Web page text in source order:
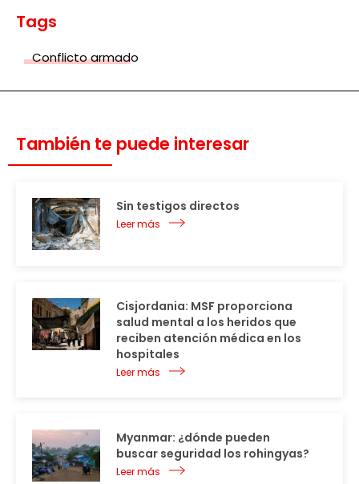
Tags
Conflicto armado
También te puede interesar
Sin testigos directos
Leer más
Cisjordania: MSF proporciona
salud mental a los heridos que
reciben atención médica en los
hospitales
Leer más
Myanmar: ¿dónde pueden
buscar seguridad los rohingyas?
Leer más